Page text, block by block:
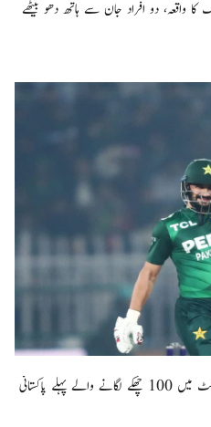
واقعہ، دو افراد جان سے ہاتھ دھو بیٹھے
صاحبزادہ فرحان ایک سال میں ٹی ٹوئنٹی کرکٹ میں 100 چھکے لگانے والے پہلے پاکستانی